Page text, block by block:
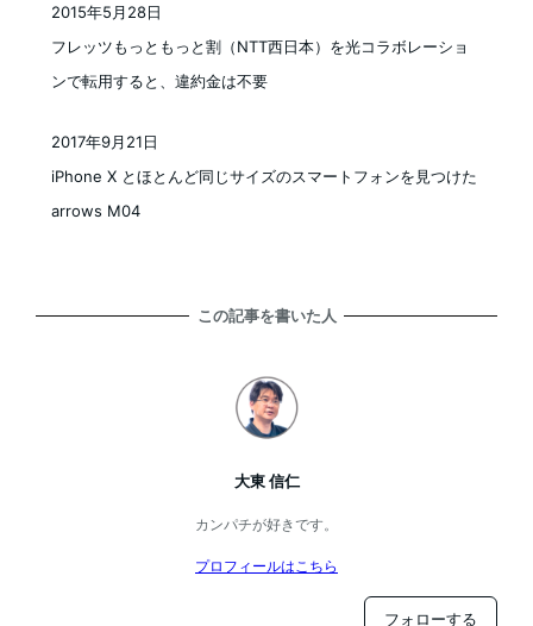
フレッツもっともっと割（NTT西日本）を光コラボレーショ
ンで転用すると、違約金は不要
2015年5月28日
iPhone X とほとんど同じサイズのスマートフォンを見つけた
arrows M04
2017年9月21日
この記事を書いた人
大東 信仁
カンパチが好きです。
プロフィールはこちら
フォローする